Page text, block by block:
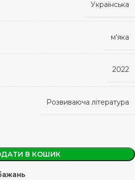
Українська
м'яка
2022
Розвиваюча література
В КОШИК